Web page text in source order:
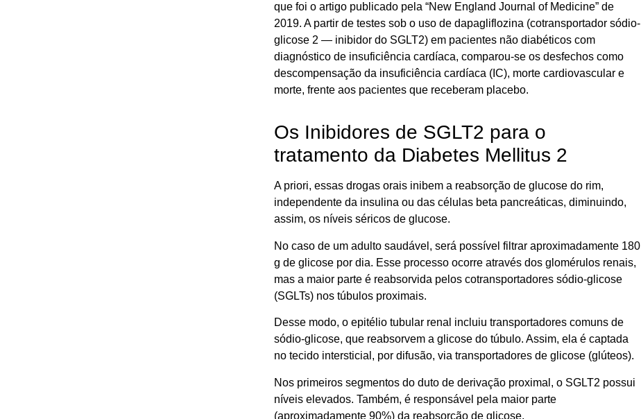
que foi o artigo publicado pela “New England Journal of Medicine” de
2019. A partir de testes sob o uso de dapagliflozina (cotransportador sódio-
glicose 2 — inibidor do SGLT2) em pacientes não diabéticos com
diagnóstico de insuficiência cardíaca, comparou-se os desfechos como
descompensação da insuficiência cardíaca (IC), morte cardiovascular e
morte, frente aos pacientes que receberam placebo.
Os Inibidores de SGLT2 para o
tratamento da Diabetes Mellitus 2
A priori, essas drogas orais inibem a reabsorção de glucose do rim,
independente da insulina ou das células beta pancreáticas, diminuindo,
assim, os níveis séricos de glucose.
No caso de um adulto saudável, será possível filtrar aproximadamente 180
g de glicose por dia. Esse processo ocorre através dos glomérulos renais,
mas a maior parte é reabsorvida pelos cotransportadores sódio-glicose
(SGLTs) nos túbulos proximais.
Desse modo, o epitélio tubular renal incluiu transportadores comuns de
sódio-glicose, que reabsorvem a glicose do túbulo. Assim, ela é captada
no tecido intersticial, por difusão, via transportadores de glicose (glúteos).
Nos primeiros segmentos do duto de derivação proximal, o SGLT2 possui
níveis elevados. Também, é responsável pela maior parte
(aproximadamente 90%) da reabsorção de glicose.